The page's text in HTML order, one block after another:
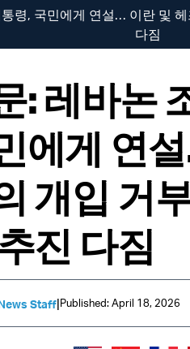
령, 국민에게 연설… 이란 및
다짐
: 레바논
에게 연
개입 거
진 다짐
Staff|Published: April 18, 2026